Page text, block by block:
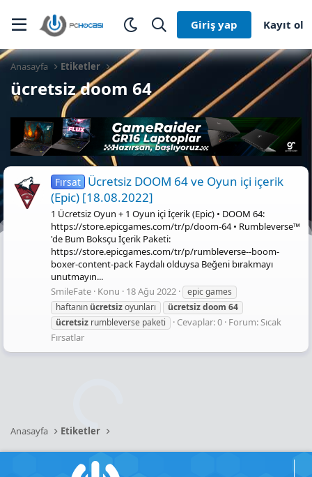
Giriş yap Kayıt ol
Anasayfa Etiketler
ücretsiz doom 64
Fırsat Ücretsiz DOOM 64 ve Oyun içi içerik
(Epic) [18.08.2022]
1 Ücretsiz Oyun + 1 Oyun içi İçerik (Epic) • DOOM 64:
https://store.epicgames.com/tr/p/doom-64 • Rumbleverse™️
'de Bum Boksçu İçerik Paketi:
https://store.epicgames.com/tr/p/rumbleverse--boom-
boxer-content-pack Faydalı olduysa Beğeni bırakmayı
unutmayın...
SmileFate Konu 18 Ağu 2022
epic games
haftanın ücretsizoyunları ücretsizdoom 64
ücretsiz rumbleverse paketi Cevaplar: 0 Forum:Sıcak
Fırsatlar
Anasayfa Etiketler